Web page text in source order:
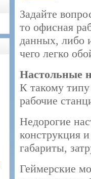
Задайте
то офисная
данных, либо
чего легко
Настольные
К такому
рабочие
Недорогие
конструкция
габариты,
Геймерские